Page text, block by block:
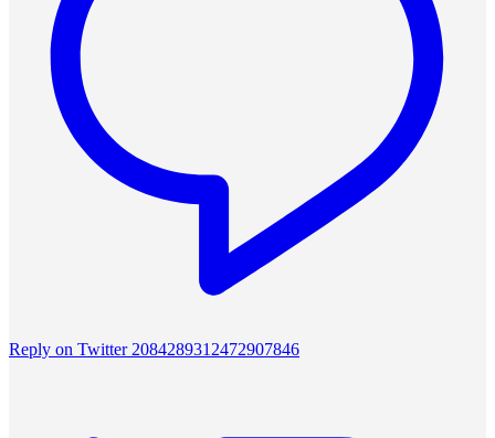
Reply on Twitter 2084289312472907846